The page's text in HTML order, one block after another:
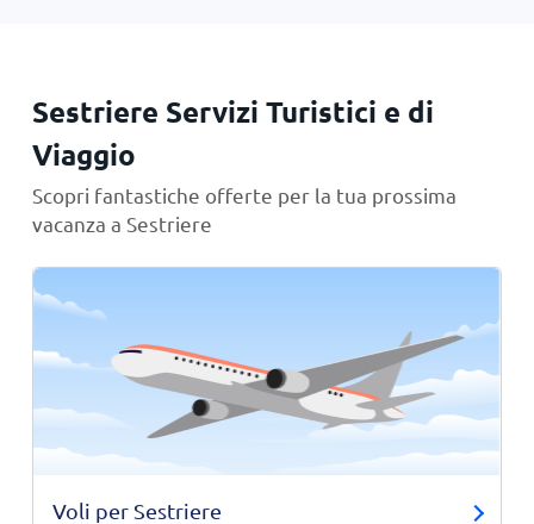
Sestriere Servizi Turistici e di
Viaggio
Scopri fantastiche offerte per la tua prossima
vacanza a Sestriere
Voli per Sestriere